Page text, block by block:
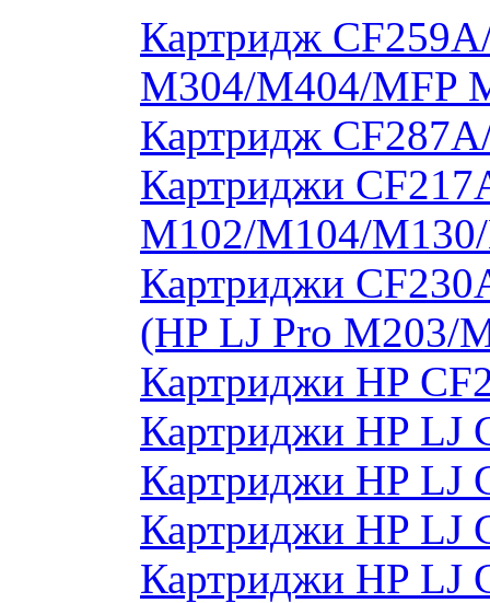
Картридж
M304/M404/MFP
Картридж
Картриджи
M102/M104/
Картриджи
(HP LJ Pro M203/
Картриджи HP
Картриджи HP LJ
Картриджи HP LJ
Картриджи HP LJ
Картриджи HP LJ